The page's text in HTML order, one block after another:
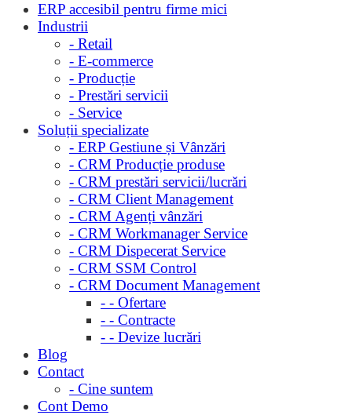
ERP accesibil pentru firme mici
Industrii
- Retail
- E-commerce
- Producție
- Prestări servicii
- Service
Soluții specializate
- ERP Gestiune și Vânzări
- CRM Producție produse
- CRM prestări servicii/lucrări
- CRM Client Management
- CRM Agenți vânzări
- CRM Workmanager Service
- CRM Dispecerat Service
- CRM SSM Control
- CRM Document Management
- - Ofertare
- - Contracte
- - Devize lucrări
Blog
Contact
- Cine suntem
Cont Demo